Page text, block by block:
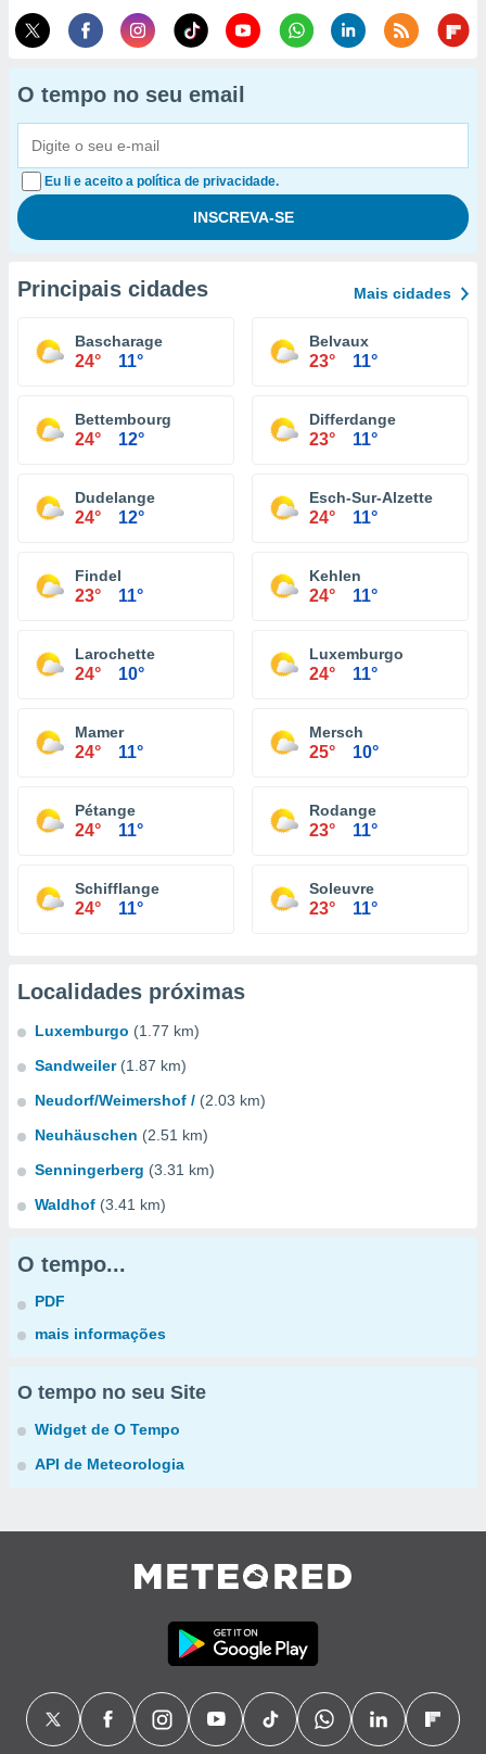
O tempo no seu email
Eu li e aceito a política de privacidade.
Principais cidades Mais cidades
Bascharage
24° 11°
Belvaux
23° 11°
Bettembourg
24° 12°
Differdange
23° 11°
Dudelange
24° 12°
Esch-Sur-Alzette
24° 11°
Findel
23° 11°
Kehlen
24° 11°
Larochette
24° 10°
Luxemburgo
24° 11°
Mamer
24° 11°
Mersch
25° 10°
Pétange
24° 11°
Rodange
23° 11°
Schifflange
24° 11°
Soleuvre
23° 11°
Localidades próximas
Luxemburgo (1.77 km)
Sandweiler (1.87 km)
Neudorf/Weimershof / (2.03 km)
Neuhäuschen (2.51 km)
Senningerberg (3.31 km)
Waldhof (3.41 km)
O tempo...
PDF
mais informações
O tempo no seu Site
Widget de O Tempo
API de Meteorologia